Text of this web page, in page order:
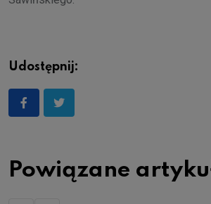
Udostępnij:
Powiązane